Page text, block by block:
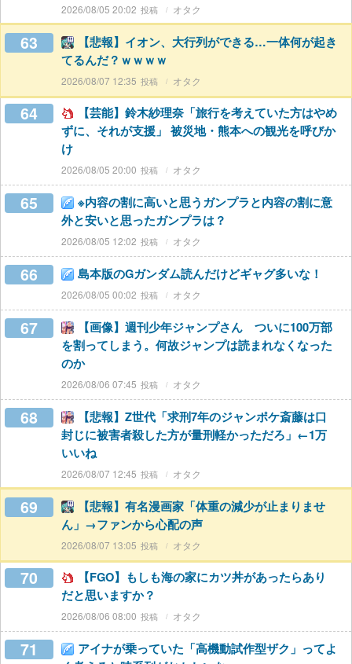
2026/08/05 20:02 オタク
63
【悲報】イオン、大行列ができる…一体何が起き
てるんだ？ｗｗｗｗ
2026/08/07 12:35 オタク
64
【芸能】鈴木紗理奈「旅行を考えていた方はやめ
ずに、それが支援」 被災地・熊本への観光を呼びか
け
2026/08/05 20:00 オタク
65
※内容の割に高いと思うガンプラと内容の割に意
外と安いと思ったガンプラは？
2026/08/05 12:02 オタク
66 島本版のGガンダム読んだけどギャグ多いな！
2026/08/05 00:02 オタク
67
【画像】週刊少年ジャンプさん ついに100万部
を割ってしまう。何故ジャンプは読まれなくなった
のか
2026/08/06 07:45 オタク
68
【悲報】Z世代「求刑7年のジャンポケ斎藤は口
封じに被害者殺した方が量刑軽かっただろ」←1万
いいね
2026/08/07 12:45 オタク
69
【悲報】有名漫画家「体重の減少が止まりませ
ん」→ファンから心配の声
2026/08/07 13:05 オタク
70
【FGO】もしも海の家にカツ丼があったらあり
だと思いますか？
2026/08/06 08:00 オタク
71
アイナが乗っていた「高機動試作型ザク」ってよ